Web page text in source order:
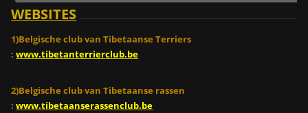
WEBSITES
1)Belgische club van Tibetaanse Terriers
:www.tibetanterrierclub.be
2)Belgische club van Tibetaanse rassen
: www.tibetaanserassenclub.be